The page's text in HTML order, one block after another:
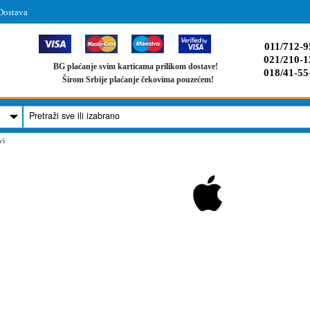
BG plaćanje svim karticama prilikom dostave!
Širom Srbije plaćanje čekovima pouzećem!
011/712-
021/210-
018/41-